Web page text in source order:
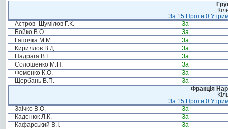
За:15 Проти:0
Астров–Шумілов Г.К.
За
Бойко В.О.
За
Гапочка М.М.
За
Кириллов В.Д.
За
Надрага В.І.
За
Солошенко М.П.
За
Фоменко К.О.
За
Щербань В.П.
За
Фракція
За:15 Проти:0
Заічко В.О.
За
Каденюк Л.К.
За
Кафарський В.І.
За